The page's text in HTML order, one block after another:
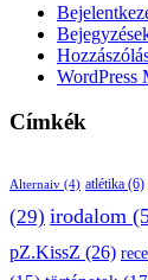
WordPress
Címkék
Alternaiv (4) atlétika (6)
(29) irodalom
pZ.KissZ (26)